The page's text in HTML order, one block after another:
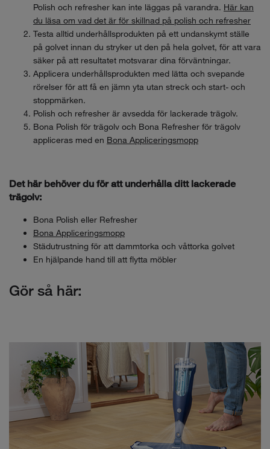
Polish och refresher kan inte läggas på varandra. Här kan
du läsa om vad det är för skillnad på polish och refresher
Testa alltid underhållsprodukten på ett undanskymt ställe
på golvet innan du stryker ut den på hela golvet, för att vara
säker på att resultatet motsvarar dina förväntningar.
Applicera underhållsprodukten med lätta och svepande
rörelser för att få en jämn yta utan streck och start- och
stoppmärken.
Polish och refresher är avsedda för lackerade trägolv.
Bona Polish för trägolv och Bona Refresher för trägolv
appliceras med en Bona Appliceringsmopp
Det här behöver du för att underhålla ditt lackerade
trägolv:
Bona Polish eller Refresher
Bona Appliceringsmopp
Städutrustning för att dammtorka och våttorka golvet
En hjälpande hand till att flytta möbler
Gör så här: